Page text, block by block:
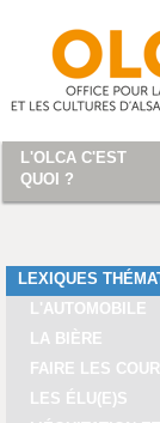
LEXIQUES
L'AUTOMOBILE
LA BIÈRE
FAIRE LES
LES ÉLU(E)S
L'OLCA C'EST
QUOI ?